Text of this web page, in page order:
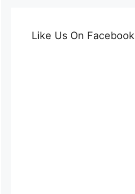
Like Us On Facebook